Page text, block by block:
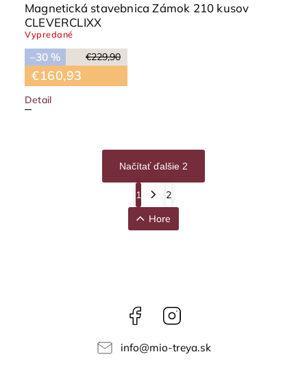
Magnetická stavebnica Zámok 210 kusov
CLEVERCLIXX
Vypredané
€229,90
–30 %
€160,93
Detail
Načítať ďalšie 2
1
2
Hore
Facebook
info@mio-treya.sk